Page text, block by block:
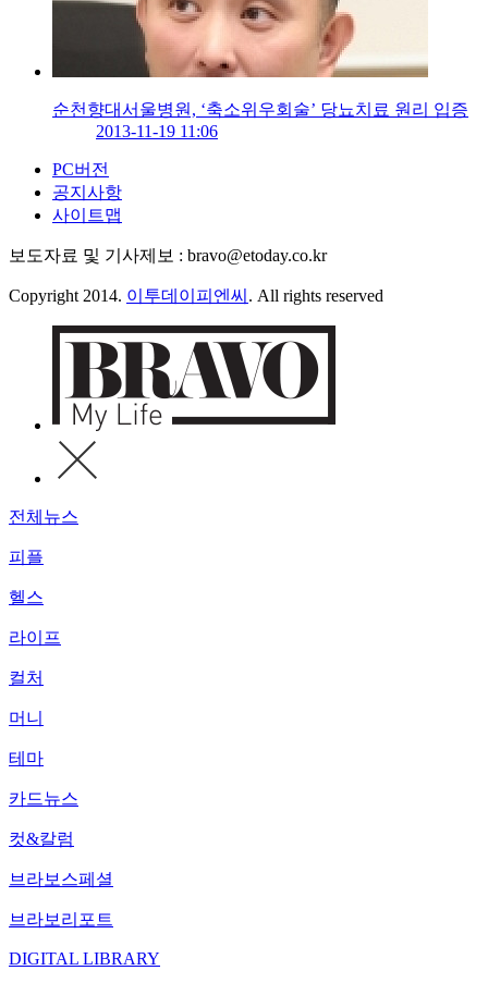
순천향대서울병원, ‘축소위우회술’ 당뇨치료 원리 입증
2013-11-19 11:06
PC버전
공지사항
사이트맵
보도자료 및 기사제보 : bravo@etoday.co.kr
Copyright 2014. 이투데이피엔씨 . All rights reserved
전체뉴스
피플
헬스
라이프
컬처
머니
테마
카드뉴스
컷&칼럼
브라보스페셜
브라보리포트
DIGITAL LIBRARY